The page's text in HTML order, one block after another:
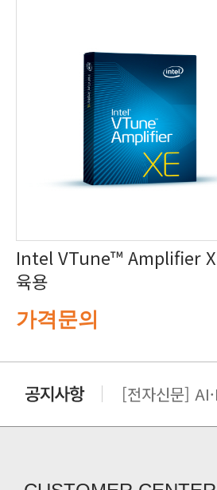
육용
가격문의
[전자신문]
[전자신문] “